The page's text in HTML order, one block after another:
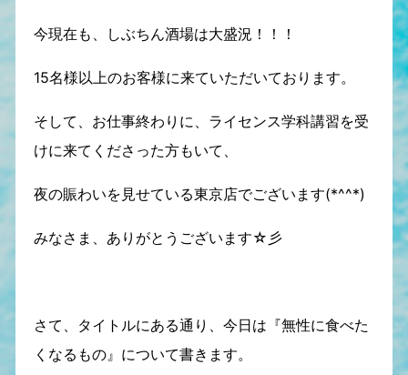
今現在も、しぶちん酒場は大盛況！！！
15名様以上のお客様に来ていただいております。
そして、お仕事終わりに、ライセンス学科講習を受
けに来てくださった方もいて、
夜の賑わいを見せている東京店でございます(*^^*)
みなさま、ありがとうございます☆彡
さて、タイトルにある通り、今日は『無性に食べた
くなるもの』について書きます。